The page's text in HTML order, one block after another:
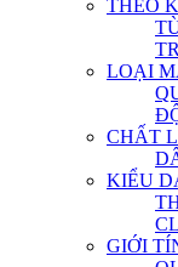
THEO
LOẠI
CHẤT
KIỂU
GIỚI